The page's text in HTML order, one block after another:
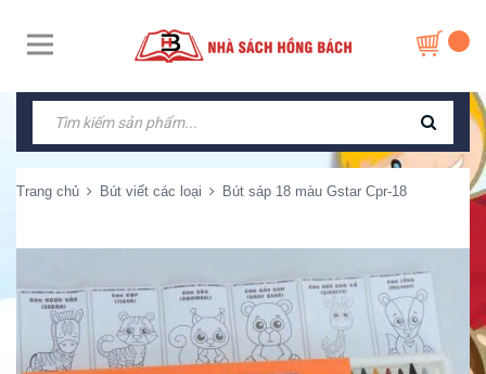
Trang chủ Bút viết các loại Bút sáp 18 màu Gstar Cpr-18